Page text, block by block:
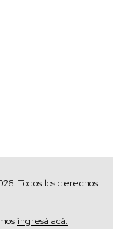
Todos los derechos
ingresá acá.